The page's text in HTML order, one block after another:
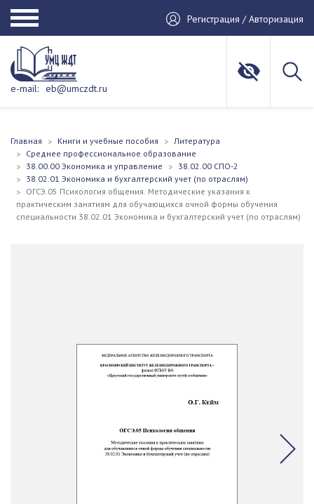
Регистрация / Авторизация
e-mail: eb@umczdt.ru
Главная Книги и учебные пособия
Литература
Среднее профессиональное образование
38.00.00 Экономика и управление
38.02.00 СПО-2
38.02.01 Экономика и бухгалтерский учет (по отраслям)
ОГСЭ.05 Психология общения. Методические указания к
практическим занятиям для обучающихся очной формы обучения
специальности 38.02.01 Экономика и бухгалтерский учет (по отраслям)